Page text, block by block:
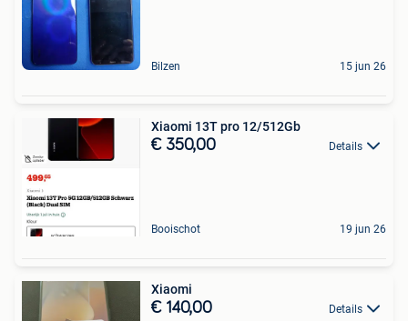
Bilzen 15 jun 26
Xiaomi 13T pro 12/512Gb
€ 350,00 Details
Booischot 19 jun 26
Xiaomi
€ 140,00 Details